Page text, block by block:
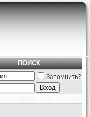
ПОИСК
Запомнить?